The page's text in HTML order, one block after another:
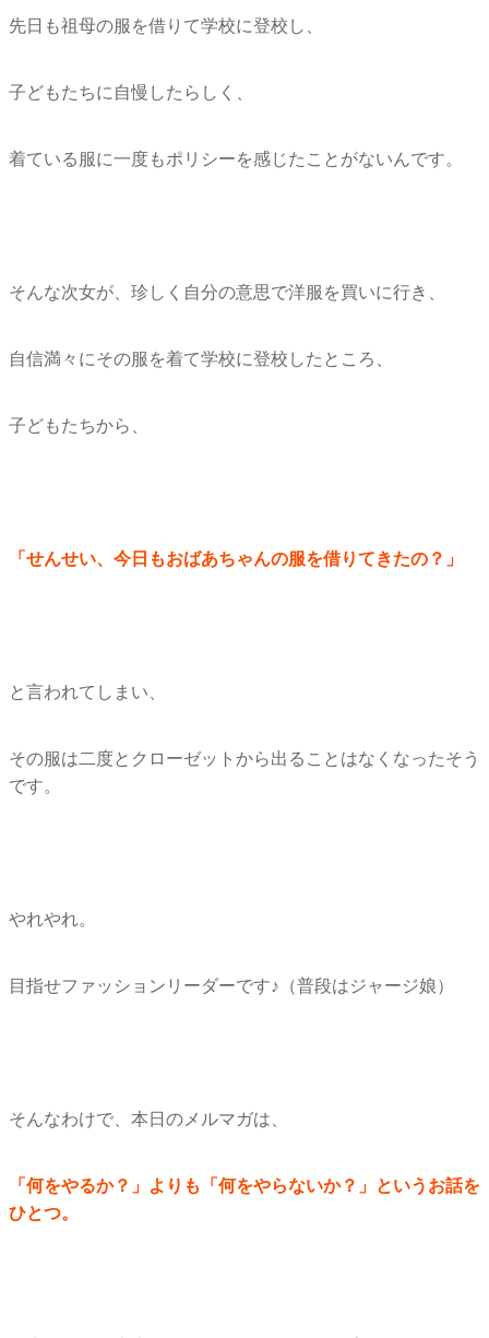
先日も祖母の服を借りて学校に登校し、
子どもたちに自慢したらしく、
着ている服に一度もポリシーを感じたことがないんです。
そんな次女が、珍しく自分の意思で洋服を買いに行き、
自信満々にその服を着て学校に登校したところ、
子どもたちから、
「せんせい、今日もおばあちゃんの服を借りてきたの？」
と言われてしまい、
その服は二度とクローゼットから出ることはなくなったそう
です。
やれやれ。
目指せファッションリーダーです♪（普段はジャージ娘）
そんなわけで、本日のメルマガは、
「何をやるか？」よりも「何をやらないか？」 というお話を
ひとつ。